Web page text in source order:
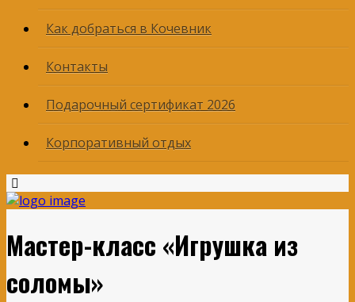
Как добраться в Кочевник
Контакты
Подарочный сертификат 2026
Корпоративный отдых
Мастер-класс «Игрушка из
соломы»